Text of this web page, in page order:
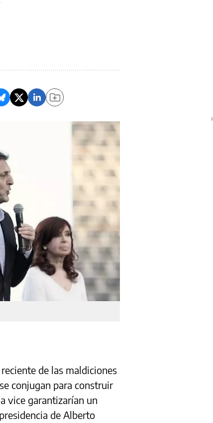
de las maldiciones
conjugan para construir
vice garantizarían un
de Alberto